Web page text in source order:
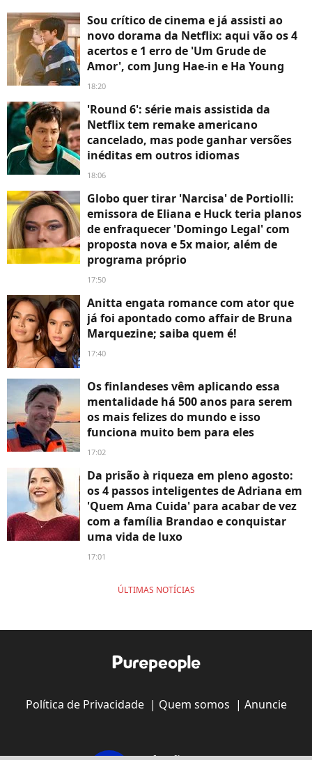
Sou crítico de cinema e já assisti ao
novo dorama da Netflix: aqui vão os 4
acertos e 1 erro de 'Um Grude de
Amor', com Jung Hae-in e Ha Young
18:20
'Round 6': série mais assistida da
Netflix tem remake americano
cancelado, mas pode ganhar versões
inéditas em outros idiomas
18:06
Globo quer tirar 'Narcisa' de Portiolli:
emissora de Eliana e Huck teria planos
de enfraquecer 'Domingo Legal' com
proposta nova e 5x maior, além de
programa próprio
17:50
Anitta engata romance com ator que
já foi apontado como affair de Bruna
Marquezine; saiba quem é!
17:40
Os finlandeses vêm aplicando essa
mentalidade há 500 anos para serem
os mais felizes do mundo e isso
funciona muito bem para eles
17:02
Da prisão à riqueza em pleno agosto:
os 4 passos inteligentes de Adriana em
'Quem Ama Cuida' para acabar de vez
com a família Brandao e conquistar
uma vida de luxo
17:01
ÚLTIMAS NOTÍCIAS
Política de Privacidade| Quem somos | Anuncie